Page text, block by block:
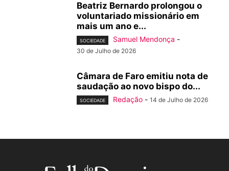
Beatriz Bernardo prolongou o
voluntariado missionário em
mais um ano e...
SOCIEDADE Samuel Mendonça -
30 de Julho de 2026
Câmara de Faro emitiu nota de
saudação ao novo bispo do...
SOCIEDADE Redação - 14 de Julho de 2026